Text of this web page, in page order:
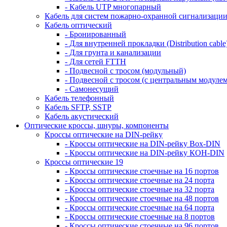
- Кабель UTP многопарный
Кабель для систем пожарно-охранной сигнализации
Кабель оптический
- Бронированный
- Для внутренней прокладки (Distribution
- Для грунта и канализации
- Для сетей FTTH
- Подвесной с тросом (модульный)
- Подвесной с тросом (с центральным
- Самонесущий
Кабель телефонный
Кабель SFTP, SSTP
Кабель акустический
Оптические кроссы, шнуры, компоненты
Кроссы оптические на DIN-рейку
- Кроссы оптические на DIN-рейку Box-DIN
- Кроссы оптические на DIN-рейку КОН-DIN
Кроссы оптические 19
- Кроссы оптические стоечные на 16 портов
- Кроссы оптические стоечные на 24 порта
- Кроссы оптические стоечные на 32 порта
- Кроссы оптические стоечные на 48 портов
- Кроссы оптические стоечные на 64 порта
- Кроссы оптические стоечные на 8 портов